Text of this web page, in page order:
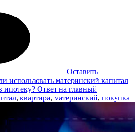
Оставить
использовать материнский капитал
ипотеку? Ответ на главный
, квартира, материнский, покупка